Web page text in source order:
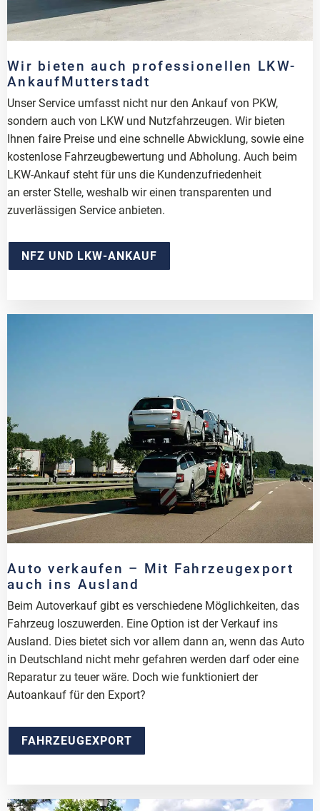
Wir bieten auch professionellen LKW-
AnkaufMutterstadt
Unser Service umfasst nicht nur den Ankauf von PKW,
sondern auch von LKW und Nutzfahrzeugen. Wir bieten
Ihnen faire Preise und eine schnelle Abwicklung, sowie eine
kostenlose Fahrzeugbewertung und Abholung. Auch beim
LKW-Ankauf steht für uns die Kundenzufriedenheit
an erster Stelle, weshalb wir einen transparenten und
zuverlässigen Service anbieten.
NFZ UND LKW-ANKAUF
Auto verkaufen – Mit Fahrzeugexport
auch ins Ausland
Beim Autoverkauf gibt es verschiedene Möglichkeiten, das
Fahrzeug loszuwerden. Eine Option ist der Verkauf ins
Ausland. Dies bietet sich vor allem dann an, wenn das Auto
in Deutschland nicht mehr gefahren werden darf oder eine
Reparatur zu teuer wäre. Doch wie funktioniert der
Autoankauf für den Export?
FAHRZEUGEXPORT